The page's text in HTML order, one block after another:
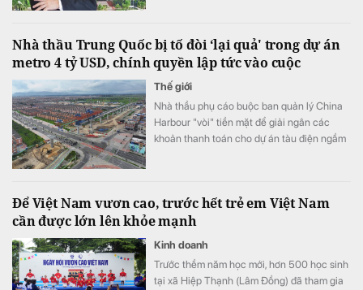
Nhà thầu Trung Quốc bị tố đòi ‘lại quả' trong dự án
metro 4 tỷ USD, chính quyền lập tức vào cuộc
Thế giới
Nhà thầu phụ cáo buộc ban quản lý China
Harbour "vòi" tiền mặt để giải ngân các
khoản thanh toán cho dự án tàu điện ngầm
Để Việt Nam vươn cao, trước hết trẻ em Việt Nam
cần được lớn lên khỏe mạnh
Kinh doanh
Trước thềm năm học mới, hơn 500 học sinh
tại xã Hiệp Thạnh (Lâm Đồng) đã tham gia